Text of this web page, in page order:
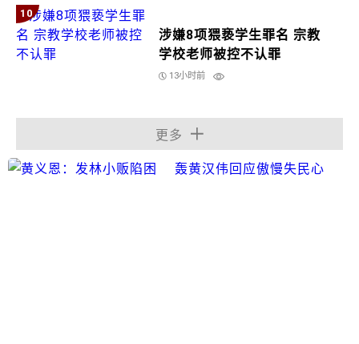
10
涉嫌8项猥亵学生罪名 宗教
学校老师被控不认罪
13小时前
更多